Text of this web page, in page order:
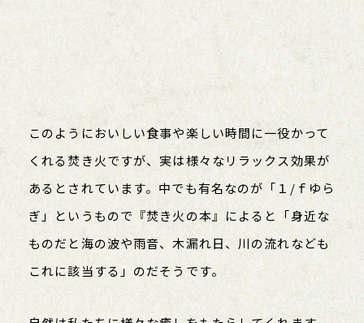
このようにおいしい食事や楽しい時間に一役かって
くれる焚き火ですが、実は様々なリラックス効果が
あるとされています。中でも有名なのが「１/ｆゆら
ぎ」というもので『焚き火の本』によると「身近な
ものだと海の波や雨音、木漏れ日、川の流れなども
これに該当する」のだそうです。